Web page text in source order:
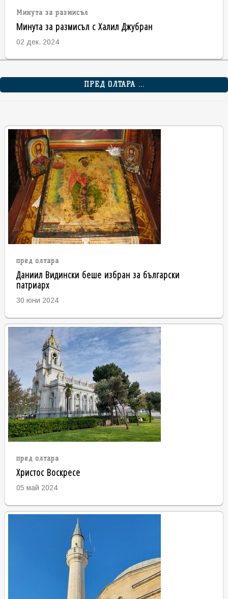
Минута за размисъл
Минута за размисъл с Халил Джубран
02 дек. 2024
ПРЕД ОЛТАРА ...
пред олтара
Даниил Видински беше избран за български
патриарх
30 юни 2024
пред олтара
Христос Воскресе
05 май 2024